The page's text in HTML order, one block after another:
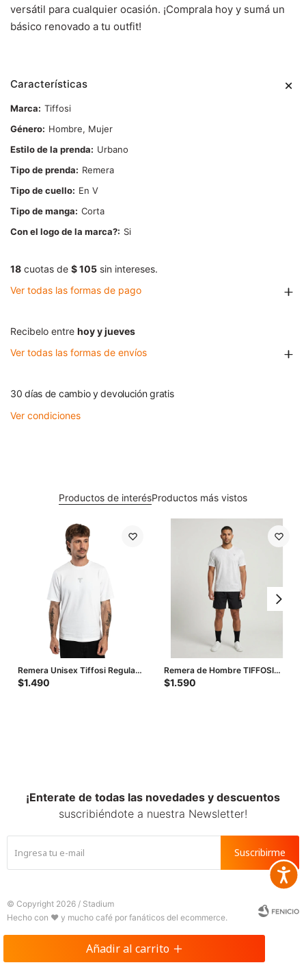
Añadir al carrito
versátil para cualquier ocasión. ¡Comprala hoy y sumá un
básico renovado a tu outfit!
Características
Marca
Tiffosi
Género
Hombre, Mujer
Estilo de la prenda
Urbano
Tipo de prenda
Remera
Tipo de cuello
En V
Tipo de manga
Corta
Con el logo de la marca?
Si
18 cuotas de $ 105 sin intereses.
Ver todas las formas de pago
Recibelo entre hoy y jueves
Ver todas las formas de envíos
30 días de cambio y devolución gratis
Ver condiciones
Productos de interésProductos más vistos
Remera Unisex Tiffosi Regular
- Blanco
$1.490
Remera de Hombre TIFFOSI
Running - Blanco
$1.590
¡Enterate de todas las novedades y descuentos
suscribiéndote a nuestra Newsletter!
Suscribirme
© Copyright 2026 / Stadium